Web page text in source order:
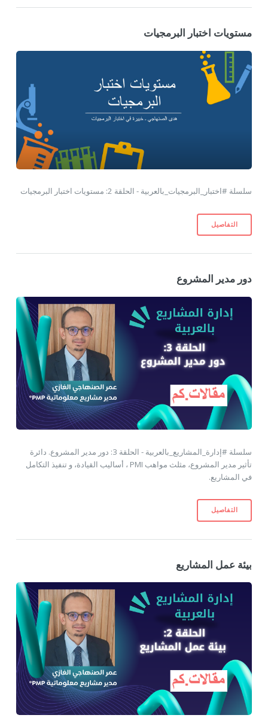
مستويات اختبار البرمجيات
سلسلة #اختبار_البرمجيات_بالعربية - الحلقة 2: مستويات اختبار البرمجيات
التفاصيل
دور مدير المشروع
سلسلة #إدارة_المشاريع_بالعربية - الحلقة 3: دور مدير المشروع. دائرة
تأثير مدير المشروع، مثلث مواهب PMI ، أساليب القيادة، و تنفيذ التكامل
في المشاريع.
التفاصيل
بيئة عمل المشاريع